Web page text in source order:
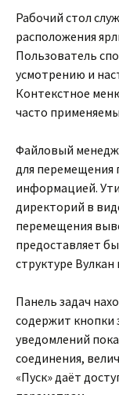
Рабочий стол
расположения
Пользователь
усмотрению и
Контекстное
часто
Файловый
для перемещения
информацией.
директорий в
перемещения
предоставляет
структуре Вулкан
Панель задач
содержит кнопки
уведомлений
соединения,
«Пуск» даёт